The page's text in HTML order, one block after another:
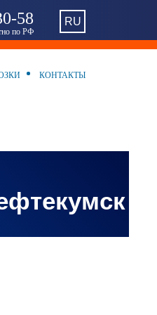
RU
58
по РФ
КОНТАКТЫ